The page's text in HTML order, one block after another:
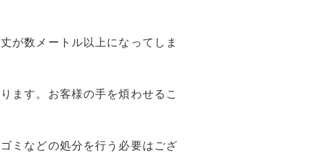
が数メートル以上になってしま
ます。お客様の手を煩わせるこ
ミなどの処分を行う必要はござ